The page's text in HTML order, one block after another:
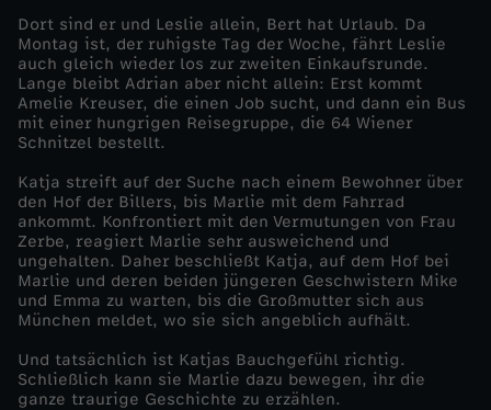
m
R
a
b
e
n
k
o
Dort sind er und Leslie allein, Bert hat Urlaub. Da
Montag ist, der ruhigste Tag der Woche, fährt Leslie
auch gleich wieder los zur zweiten Einkaufsrunde.
Lange bleibt Adrian aber nicht allein: Erst kommt
Amelie Kreuser, die einen Job sucht, und dann ein Bus
mit einer hungrigen Reisegruppe, die 64 Wiener
Schnitzel bestellt.
Katja streift auf der Suche nach einem Bewohner über
den Hof der Billers, bis Marlie mit dem Fahrrad
ankommt. Konfrontiert mit den Vermutungen von Frau
Zerbe, reagiert Marlie sehr ausweichend und
ungehalten. Daher beschließt Katja, auf dem Hof bei
Marlie und deren beiden jüngeren Geschwistern Mike
und Emma zu warten, bis die Großmutter sich aus
München meldet, wo sie sich angeblich aufhält.
Und tatsächlich ist Katjas Bauchgefühl richtig.
Schließlich kann sie Marlie dazu bewegen, ihr die
ganze traurige Geschichte zu erzählen.